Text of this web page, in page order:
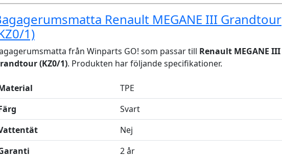
Renault MEGANE III Grandtour
1)
från Winparts GO! som passar till Renault MEGANE III
(KZ0/1). Produkten har följande specifikationer.
TPE
Svart
Nej
2 år